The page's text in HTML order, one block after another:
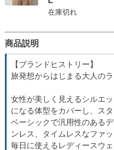
在庫切れ
商品説明
【ブランドヒストリー】
旅発想からはじまる大人の
女性が美しく見えるシルエ
になる体型をカバーし、ス
ベーシックで汎用性のある
ンレス、タイムレスなファッ
毎日に使えるレディースウェ